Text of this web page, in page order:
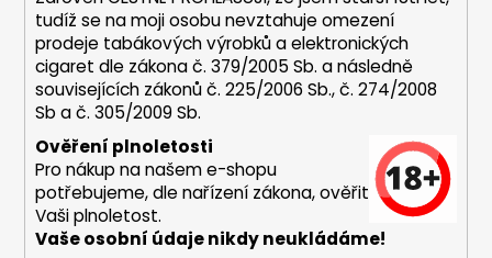
e
e
n
a
?
tudíž se na moji osobu nevztahuje omezení
prodeje tabákových výrobků a elektronických
cigaret dle zákona č. 379/2005 Sb. a následně
souvisejících zákonů č. 225/2006 Sb., č. 274/2008
Sb a č. 305/2009 Sb.
Ověření plnoletosti
Pro nákup na našem e-shopu
potřebujeme, dle nařízení zákona, ověřit
Vaši plnoletost.
Vaše osobní údaje nikdy neukládáme!